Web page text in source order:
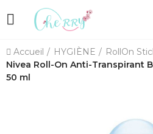
Accueil HYGIÈNE
RollOn
Nivea Roll-On Anti-Transpirant
50 ml